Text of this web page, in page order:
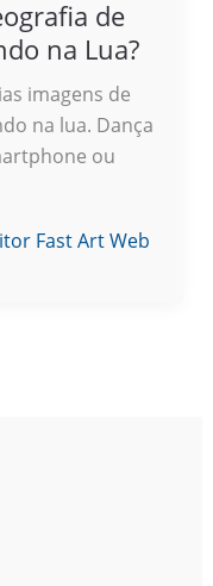
de
na Lua?
imagens de
na lua. Dança
ou
Fast Art Web